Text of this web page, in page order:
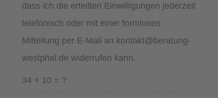
dass ich die erteilten Einwilligungen jederzeit
telefonisch oder mit einer formlosen
Mitteilung per E-Mail an kontakt@beratung-
westphal.de widerrufen kann.
34 + 10 = ?